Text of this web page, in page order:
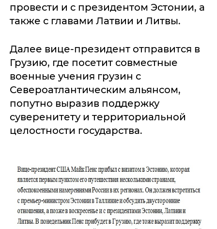
провести и с президентом Эстонии, а
также с главами Латвии и Литвы.
Далее вице-президент отправится в
Грузию, где посетит совместные
военные учения грузин с
Североатлантическим альянсом,
попутно выразив поддержку
суверенитету и территориальной
целостности государства.